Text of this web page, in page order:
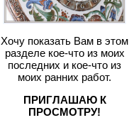
Хочу показать Вам в этом
разделе кое-что из моих
последних и кое-что из
моих ранних работ.
ПРИГЛАШАЮ К
ПРОСМОТРУ!